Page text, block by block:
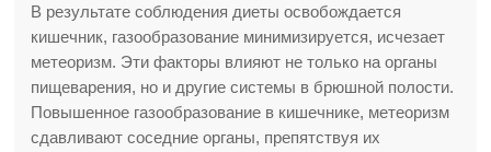
В результате соблюдения диеты освобождается
кишечник, газообразование минимизируется, исчезает
метеоризм. Эти факторы влияют не только на органы
пищеварения, но и другие системы в брюшной полости.
Повышенное газообразование в кишечнике, метеоризм
сдавливают соседние органы, препятствуя их